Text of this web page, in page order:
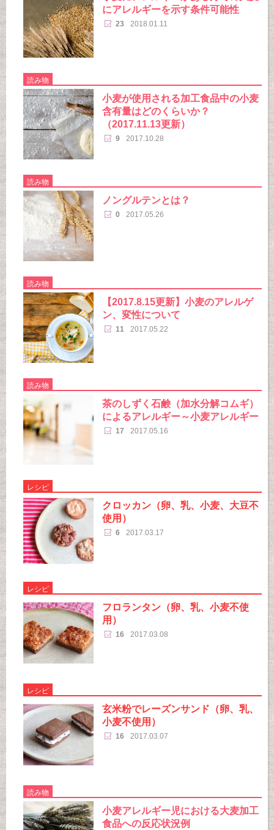
にアレルギーを示す条件可能性
23 2018.01.11
読み物
小麦が使用される加工食品中の小麦
含有量はどのくらいか？
（2017.11.13更新）
9 2017.10.28
読み物
ノングルテンとは？
0 2017.05.26
読み物
【2017.8.15更新】小麦のアレルゲ
ン、変性について
11 2017.05.22
読み物
茶のしずく石鹸（加水分解コムギ）
によるアレルギー～小麦アレルギー
17 2017.05.16
レシピ
クロッカン（卵、乳、小麦、大豆不
使用）
6 2017.03.17
レシピ
フロランタン（卵、乳、小麦不使
用）
16 2017.03.08
レシピ
玄米粉でレーズンサンド（卵、乳、
小麦不使用）
16 2017.03.07
読み物
小麦アレルギー児における大麦加工
食品への反応状況例